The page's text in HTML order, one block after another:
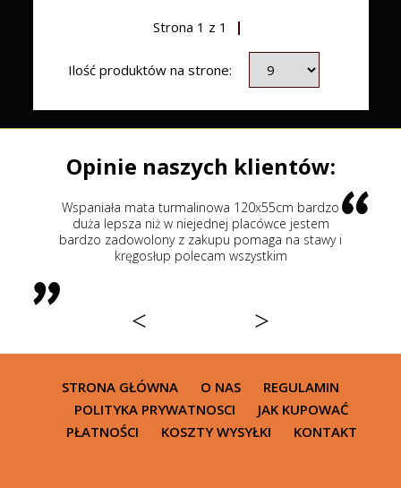
Strona 1 z 1
Ilość produktów na strone:
Opinie naszych klientów:
120x55cm bardzo
niejednej placówce jestem
z zakupu pomaga na stawy i
polecam wszystkim
Najlepsze łóżko
leżałem a odwiedziłem
sklepów 218 cm duże rolki
powierzchnia masowania
< >
STRONA GŁÓWNA O NAS
REGULAMIN
POLITYKA PRYWATNOSCI
JAK KUPOWAĆ
PŁATNOŚCI
KOSZTY WYSYŁKI KONTAKT